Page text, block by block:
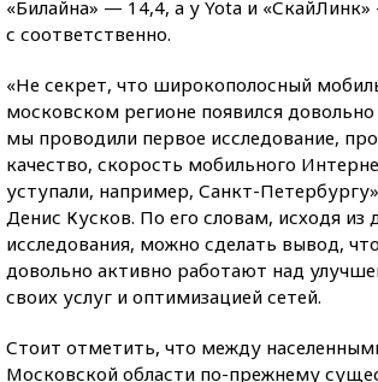
«Билайна» — 14,4, а у Yota и
с соответственно.
«Не секрет, что широкополосный
московском регионе появился
мы проводили первое исследование,
качество, скорость мобильного
уступали, например, Санкт-
Денис Кусков. По его словам, исходя из
исследования, можно сделать вывод,
довольно активно работают над
своих услуг и оптимизацией сетей.
Стоит отметить, что между
Московской области по-прежнему